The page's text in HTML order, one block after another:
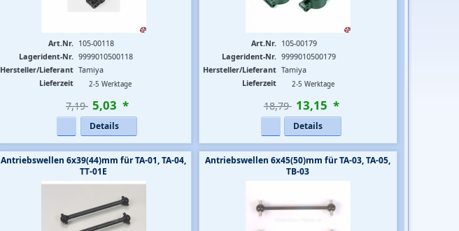
Art.Nr. 105-00118
Lagerident-Nr. 9999010500118
Hersteller/Lieferant Tamiya
Lieferzeit
2-5 Werktage
7,19  5,03 *
Details
Art.Nr. 105-00179
Lagerident-Nr. 9999010500179
Hersteller/Lieferant Tamiya
Lieferzeit
2-5 Werktage
18,79  13,15 *
Details
Antriebswellen 6x39(44)mm für TA-01, TA-04,
TT-01E
Antriebswellen 6x45(50)mm für TA-03, TA-05,
TB-03